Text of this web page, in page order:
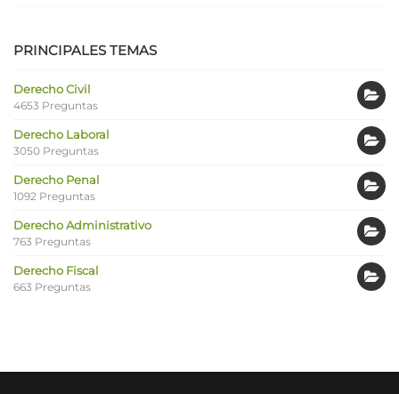
PRINCIPALES TEMAS
Derecho Civil
4653 Preguntas
Derecho Laboral
3050 Preguntas
Derecho Penal
1092 Preguntas
Derecho Administrativo
763 Preguntas
Derecho Fiscal
663 Preguntas